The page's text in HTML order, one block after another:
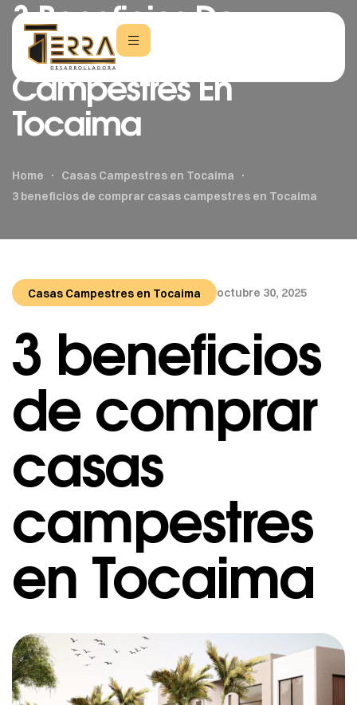
3 Beneficios De
Comprar Casas
Campestres En
Tocaima
Home
Casas Campestres en Tocaima
3 beneficios de comprar casas campestres en Tocaima
Casas Campestres en Tocaima octubre 30, 2025
3 beneficios
de comprar
casas
campestres
en Tocaima